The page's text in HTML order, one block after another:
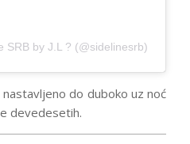
SRB by J.L ? (@sidelinesrb)
do duboko uz noć
devedesetih.